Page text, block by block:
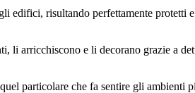
edifici, risultando perfettamente protetti
li arricchiscono e li decorano grazie a
particolare che fa sentire gli ambienti